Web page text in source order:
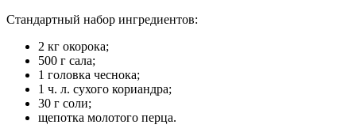
Стандартный набор ингредиентов:
2 кг окорока;
500 г сала;
1 головка чеснока;
1 ч. л. сухого кориандра;
30 г соли;
щепотка молотого перца.